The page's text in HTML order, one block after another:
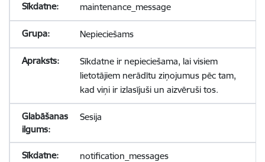
maintenance_message
Nepieciešams
Sīkdatne ir nepieciešama, lai visiem
lietotājiem nerādītu ziņojumus pēc tam,
kad viņi ir izlasījuši un aizvēruši tos.
Sesija
notification_messages